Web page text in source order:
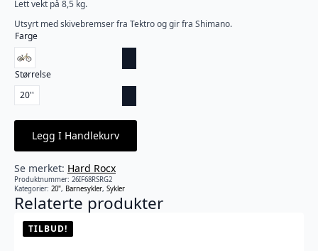
Lett vekt på 8,5 kg.
Utsyrt med skivebremser fra Tektro og gir fra Shimano.
Farge
Størrelse
20''
Legg I Handlekurv
Se merket: Hard Rocx
Produktnummer: 26IF68RSRG2
Kategorier: 20", Barnesykler, Sykler
Relaterte produkter
TILBUD!